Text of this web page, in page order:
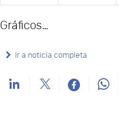
Gráficos…
Ir a noticia completa